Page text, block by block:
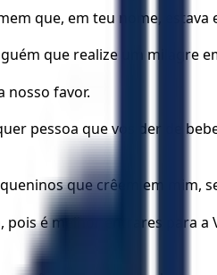
que, em teu nome,
que realize um milagre
nosso favor.
pessoa que vos der de
que crêem em
pois é melhor entrares